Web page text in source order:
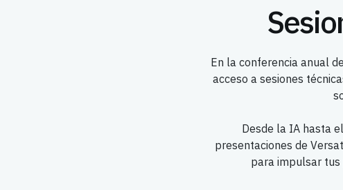
En la conferencia anual
acceso a sesiones
Desde la IA hasta
presentaciones de
para impulsar tus